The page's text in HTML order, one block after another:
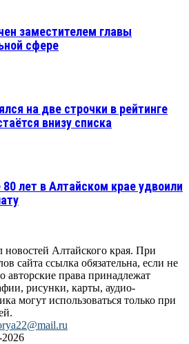
заместителем главы
сфере
на две строчки в рейтинге
внизу списка
лет в Алтайском крае удвоили
новостей Алтайского края. При
сайта ссылка обязательна, если не
авторские права принадлежат
рисунки, карты, аудио-
могут использоваться только при